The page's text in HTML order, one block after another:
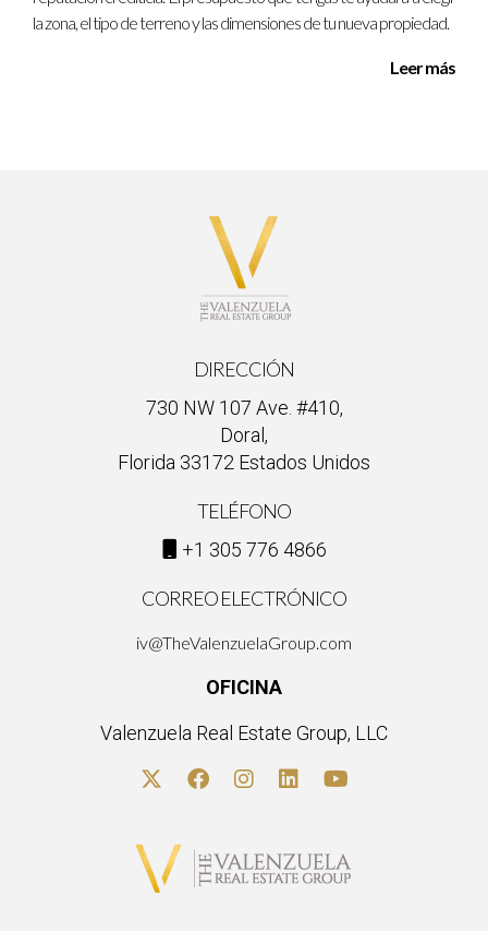
la zona, el tipo de terreno y las dimensiones de tu nueva propiedad.
Leer más
DIRECCIÓN
730 NW 107 Ave. #410,
Doral,
Florida 33172 Estados Unidos
TELÉFONO
+1 305 776 4866
CORREO ELECTRÓNICO
iv@TheValenzuelaGroup.com
OFICINA
Valenzuela Real Estate Group, LLC